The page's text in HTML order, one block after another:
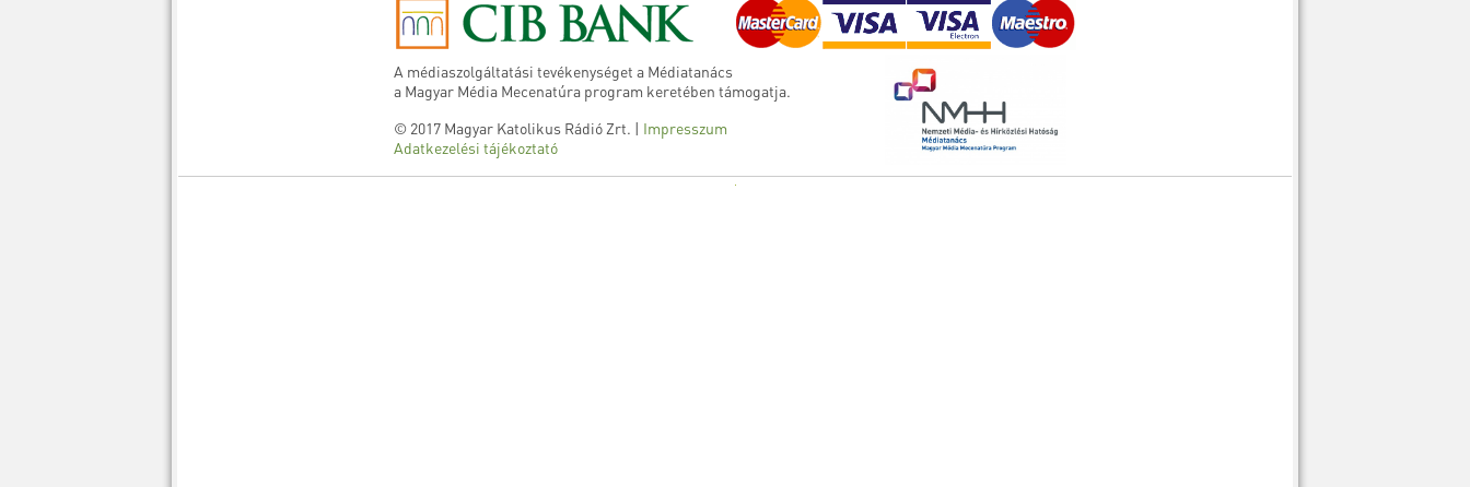
A médiaszolgáltatási tevékenységet a Médiatanács
a Magyar Média Mecenatúra program keretében támogatja.
© 2017 Magyar Katolikus Rádió Zrt. | Impresszum
Adatkezelési tájékoztató